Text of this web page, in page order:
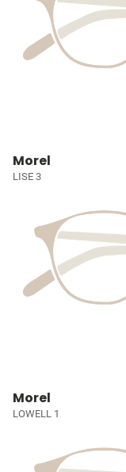
Morel
LISE 3
Morel
LOWELL 1